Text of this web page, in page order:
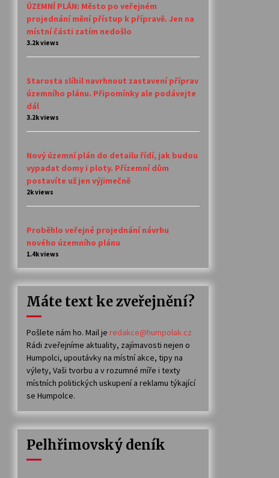
ÚZEMNÍ PLÁN: Město po veřejném
projednání mění přístup k přípravě. Jen na
místní části zatím nedošlo
3.2k views
Starosta slíbil navrhnout zastavení příprav
územního plánu. Připomínky ale podávejte
dál
3.2k views
Nový územní plán do detailu řídí, jak budou
vypadat domy i ploty. Přízemní dům
postavíte už jen výjimečně
2k views
Proběhlo veřejné projednání návrhu
nového územního plánu
1.4k views
Máte text ke zveřejnění?
Pošlete nám ho. Mail je redakce@humpolak.cz
Rádi zveřejníme aktuality, zajímavosti nejen o
Humpolci, upoutávky na místní akce, tipy na
výlety, Vaši tvorbu a v rozumné míře i texty
místních politických uskupení a reklamu týkající
se Humpolce.
Pelhřimovský deník